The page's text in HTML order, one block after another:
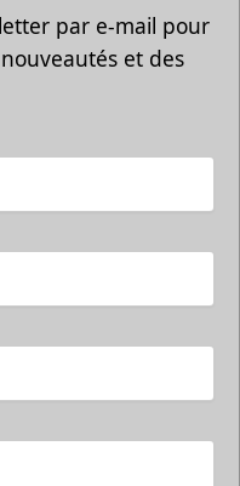
par e-mail pour
et des